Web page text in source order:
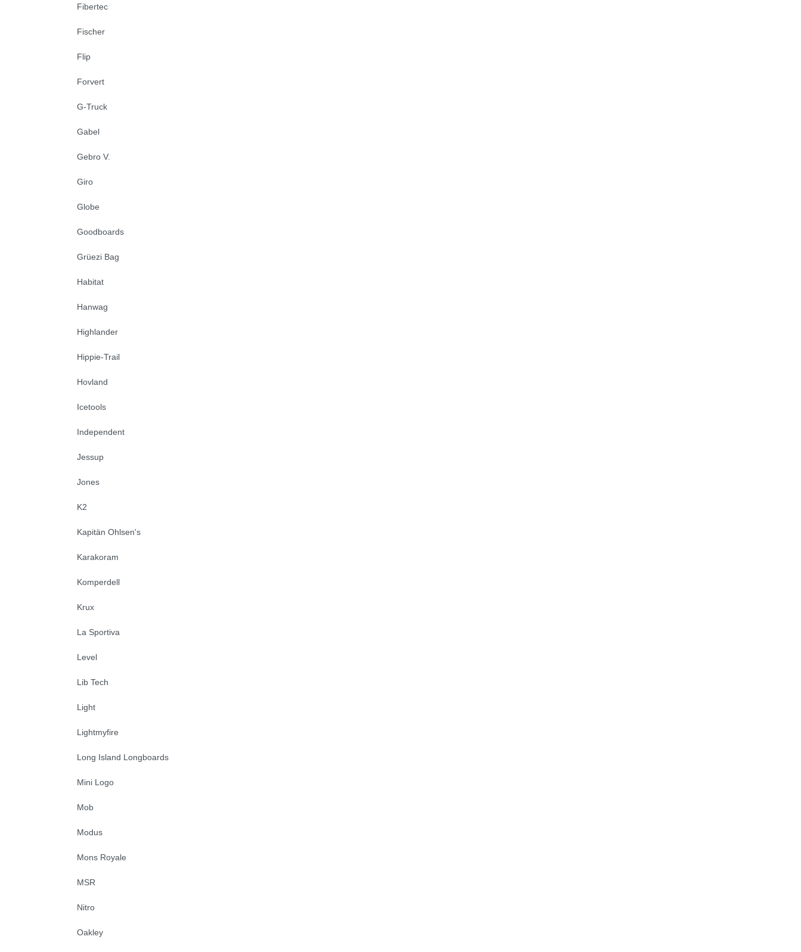
Fibertec
Fischer
Flip
Forvert
G-Truck
Gabel
Gebro V.
Giro
Globe
Goodboards
Grüezi Bag
Habitat
Hanwag
Highlander
Hippie-Trail
Hovland
Icetools
Independent
Jessup
Jones
K2
Kapitän Ohlsen's
Karakoram
Komperdell
Krux
La Sportiva
Level
Lib Tech
Light
Lightmyfire
Long Island Longboards
Mini Logo
Mob
Modus
Mons Royale
MSR
Nitro
Oakley